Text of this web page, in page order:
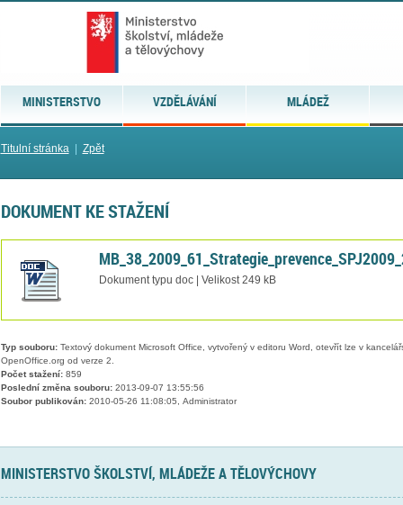
MINISTERSTVO VZDĚLÁVÁNÍ MLÁDEŽ
Titulní stránka| Zpět
DOKUMENT KE STAŽENÍ
Dokument typu doc | Velikost 249 kB
Typ souboru:Textový dokument Microsoft Office, vytvořený v editoru Word, otevřít lze v
OpenOffice.org od verze 2.
Počet stažení:859
Poslední změna souboru:2013-09-07 13:55:56
Soubor publikován:2010-05-26 11:08:05, Administrator
MINISTERSTVO ŠKOLSTVÍ, MLÁDEŽE A TĚLOVÝCHOVY